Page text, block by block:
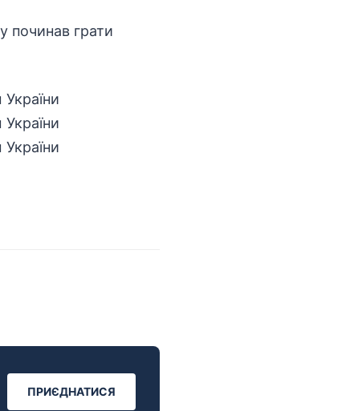
починав грати
ПРИЄДНАТИСЯ